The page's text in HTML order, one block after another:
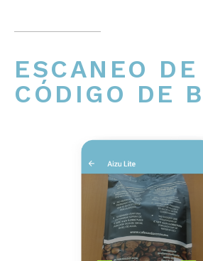
ESCANEO DE
CÓDIGO DE